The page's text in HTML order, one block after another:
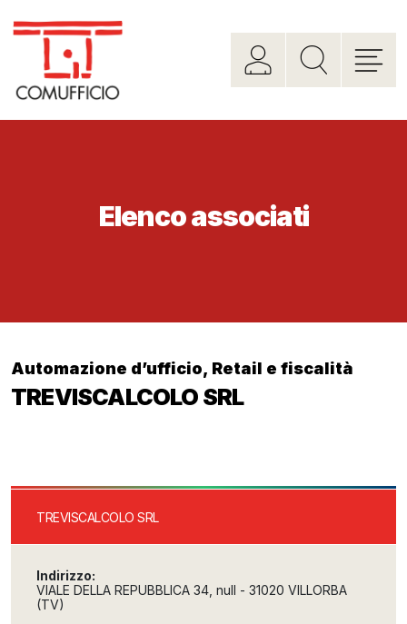
Elenco associati
Automazione d’ufficio, Retail e fiscalità
TREVISCALCOLO SRL
TREVISCALCOLO SRL
Indirizzo:
VIALE DELLA REPUBBLICA 34, null - 31020 VILLORBA
(TV)